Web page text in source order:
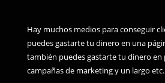
Hay muchos medios para conseguir
puedes gastarte tu dinero en una
también puedes gastarte tu dinero en
campañas de marketing y un largo etc.